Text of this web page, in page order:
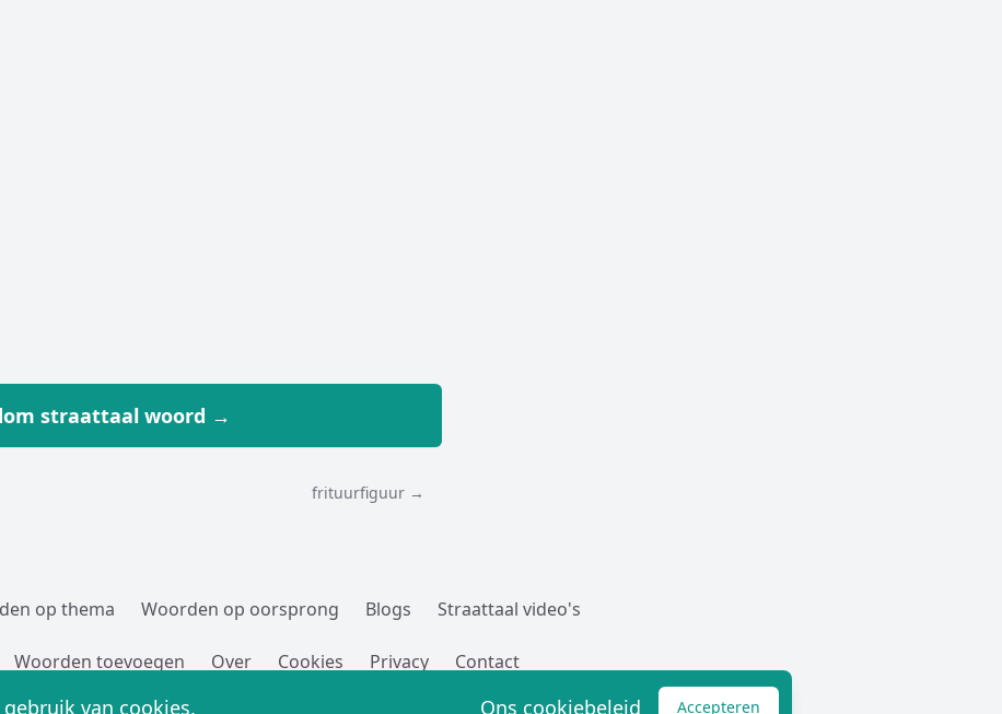
straattaal woord →
frituurfiguur →
op thema Woorden op oorsprong Blogs Straattaal video's
Woorden toevoegen Over Cookies Privacy Contact
Straatwoordenboek.nl,
van cookies. Accepteren
Ons cookiebeleid